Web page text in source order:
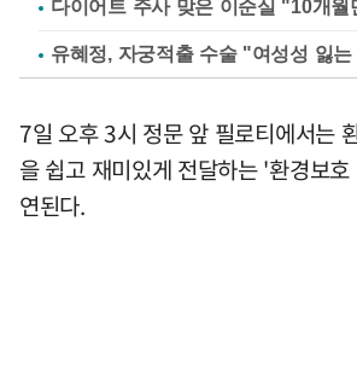
다이어트 주사 맞은 이순실 "10개월
유혜정, 자궁적출 수술 "여성성 잃
7일 오후 3시 정문 앞 필로티에서는
을 쉽고 재미있게 전달하는 '환경보
연된다.